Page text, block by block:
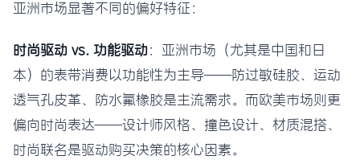
亚洲市场显著不同的偏好特征：
时尚驱动 vs. 功能驱动：亚洲市场（尤其是中国和日
本）的表带消费以功能性为主导——防过敏硅胶、运动
透气孔皮革、防水氟橡胶是主流需求。而欧美市场则更
偏向时尚表达——设计师风格、撞色设计、材质混搭、
时尚联名是驱动购买决策的核心因素。